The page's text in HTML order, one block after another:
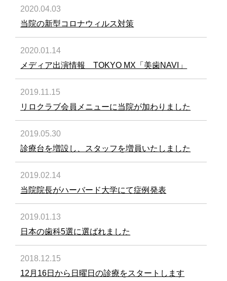
2020.04.03
当院の新型コロナウィルス対策
2020.01.14
メディア出演情報 TOKYO MX「美歯NAVI」
2019.11.15
リロクラブ会員メニューに当院が加わりました
2019.05.30
診療台を増設し、スタッフを増員いたしました
2019.02.14
当院院長がハーバード大学にて症例発表
2019.01.13
日本の歯科5選に選ばれました
2018.12.15
12月16日から日曜日の診療をスタートします